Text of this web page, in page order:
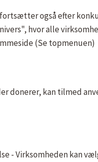
også efter
hvor alle
(Se topmenuen)
donerer, kan tilmed
- Virksomheden kan